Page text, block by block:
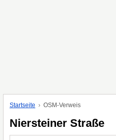
Startseite OSM-Verweis
Niersteiner Straße